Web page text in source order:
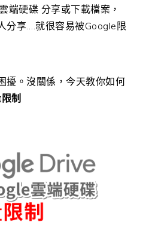
端硬碟 分享或下載檔案，
分享….就很容易被Google限
擾。沒關係，今天教你如何
制